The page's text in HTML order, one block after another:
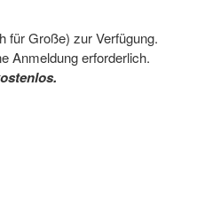
für Große) zur Verfügung.
Anmeldung erforderlich.